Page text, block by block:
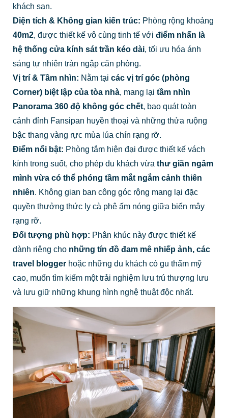
khách sạn.
Diện tích & Không gian kiến trúc: Phòng rộng khoảng
40m2, được thiết kế vô cùng tinh tế với điểm nhấn là
hệ thống cửa kính sát trần kéo dài, tối ưu hóa ánh
sáng tự nhiên tràn ngập căn phòng.
Vị trí & Tầm nhìn: Nằm tại các vị trí góc (phòng
Corner) biệt lập của tòa nhà, mang lại tầm nhìn
Panorama 360 độ không góc chết, bao quát toàn
cảnh đỉnh Fansipan huyền thoại và những thửa ruộng
bậc thang vàng rực mùa lúa chín rạng rỡ.
Điểm nổi bật: Phòng tắm hiện đại được thiết kế vách
kính trong suốt, cho phép du khách vừa thư giãn ngâm
mình vừa có thể phóng tầm mắt ngắm cảnh thiên
nhiên. Không gian ban công góc rộng mang lại đặc
quyền thưởng thức ly cà phê ấm nóng giữa biển mây
rạng rỡ.
Đối tượng phù hợp: Phân khúc này được thiết kế
dành riêng cho những tín đồ đam mê nhiếp ảnh, các
travel bloggerhoặc những du khách có gu thẩm mỹ
cao, muốn tìm kiếm một trải nghiệm lưu trú thượng lưu
và lưu giữ những khung hình nghệ thuật độc nhất.